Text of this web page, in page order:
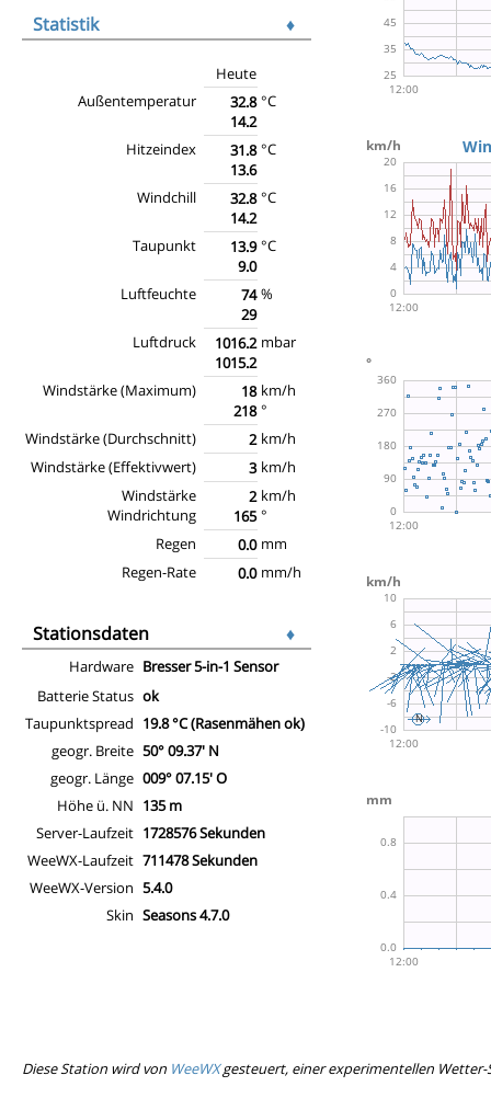
Statistik ♦
Heute
Außentemperatur
32.8
14.2
°C
Hitzeindex
31.8
13.6
°C
Windchill
32.8
14.2
°C
Taupunkt
13.9
9.0
°C
Luftfeuchte
74
29
%
Luftdruck
1016.2
1015.2
mbar
Windstärke (Maximum)
18
218
km/h
°
Windstärke (Durchschnitt)
2 km/h
Windstärke (Effektivwert)
3 km/h
Windstärke
Windrichtung
2
165
km/h
°
Regen
0.0 mm
Regen-Rate
0.0 mm/h
Stationsdaten ♦
Hardware Bresser 5-in-1 Sensor
Batterie Status ok
Taupunktspread 19.8 °C (Rasenmähen ok)
geogr. Breite 50° 09.37' N
geogr. Länge 009° 07.15' O
Höhe ü. NN 135 m
Server-Laufzeit 1728576 Sekunden
WeeWX-Laufzeit 711478 Sekunden
WeeWX-Version 5.4.0
Skin Seasons 4.7.0
Diese Station wird von WeeWXgesteuert, einer experimentellen Wetter-